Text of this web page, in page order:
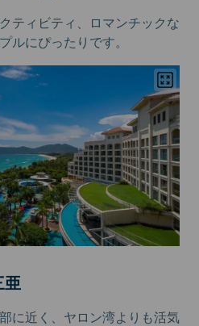
ティビティ、ロマンチックな
ルにぴったりです。
亜
に近く、ヤロン湾よりも活気